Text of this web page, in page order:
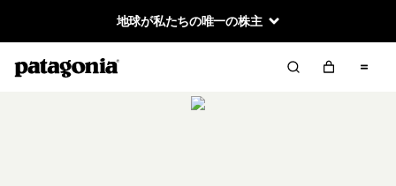
地球が私たちの唯一の株主